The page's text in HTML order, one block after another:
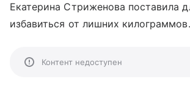
Екатерина Стриженова поставила
избавиться от лишних килограммов.
Контент недоступен